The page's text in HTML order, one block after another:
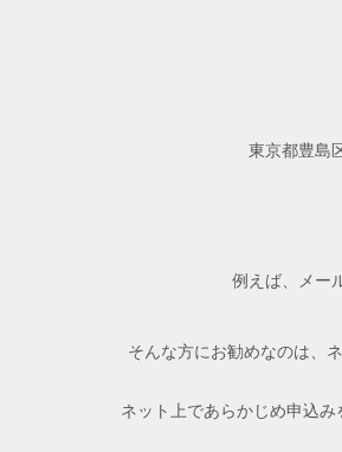
東京都豊島
例えば、メー
そんな方にお勧めなのは、
ネット上であらかじめ申込